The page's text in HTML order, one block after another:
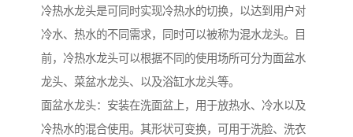
冷热水龙头是可同时实现冷热水的切换，以达到用户对
冷水、热水的不同需求，同时可以被称为混水龙头。目
前，冷热水龙头可以根据不同的使用场所可分为面盆水
龙头、菜盆水龙头、以及浴缸水龙头等。
面盆水龙头：安装在洗面盆上，用于放热水、冷水以及
冷热水的混合使用。其形状可变换，可用于洗脸、洗衣